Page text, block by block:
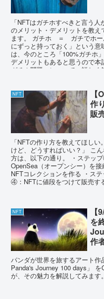
「NFTはガチホすべきと言う
のメリット・デメリットを教
ます。 ガチホ ＝ ガチでホー
にずっと持っておく」という
は、今のところ「100%ガチホ
デメリットもあると思うので
ガチホ問題」について、詳しく
NFT
作
販
「NFTの作り方を教えてほし
けど、どうすればいい？」 こ
方は、以下の通り。 ・ステッ
OpenSea（オープンシー）を
NFTコレクションを作る ・ス
④：NFTに値段をつけて販売す
NFT
を
作
パンダが世界を旅するアート
Panda's Journey 100 days」
が、その魅力を解説してみます。